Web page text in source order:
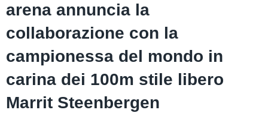
arena annuncia la
collaborazione con la
campionessa del mondo in
carina dei 100m stile libero
Marrit Steenbergen